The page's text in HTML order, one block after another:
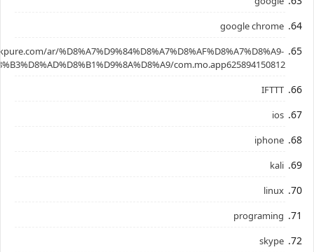
google chrome
ar/%D8%A7%D9%84%D8%A7%D8%AF%D8%A7%D8%A9-
com.mo.app625894150812
IFTTT
ios
iphone
kali
linux
programing
skype